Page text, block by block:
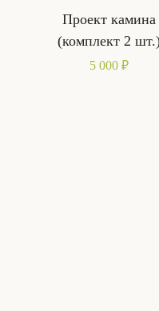
Проект камина
(комплект 2
5 000 ₽